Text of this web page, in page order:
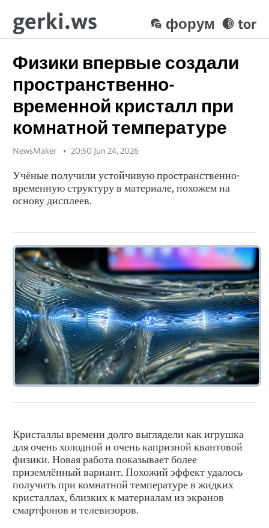
gerki.ws tor
форум
Физики впервые создали
пространственно-
временной кристалл при
комнатной температуре
NewsMaker 20:50 Jun 24, 2026
Учёные получили устойчивую пространственно-
временную структуру в материале, похожем на
основу дисплеев.
Кристаллы времени долго выглядели как игрушка
для очень холодной и очень капризной квантовой
физики. Новая работа показывает более
приземлённый вариант. Похожий эффект удалось
получить при комнатной температуре в жидких
кристаллах, близких к материалам из экранов
смартфонов и телевизоров.